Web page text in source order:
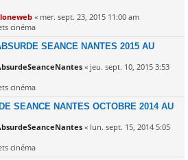
« mer. sept. 23, 2015 11:00 am
cinéma
SEANCE NANTES 2015 AU
« jeu. sept. 10, 2015 3:53
cinéma
SEANCE NANTES OCTOBRE 2014 AU
« lun. sept. 15, 2014 5:05
cinéma